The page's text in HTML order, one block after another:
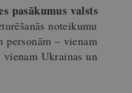
pasākumus valsts
noteikumu
personām – vienam
Ukrainas un